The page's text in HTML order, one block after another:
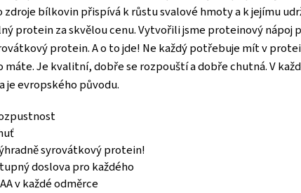
bílkovin přispívá k růstu svalové hmoty a k jejímu
protein za skvělou cenu. Vytvořili jsme proteinový nápoj
protein. A o to jde! Ne každý potřebuje mít v
máte. Je kvalitní, dobře se rozpouští a dobře chutná. V
je evropského původu.
syrovátkový protein!
doslova pro každého
v každé odměrce